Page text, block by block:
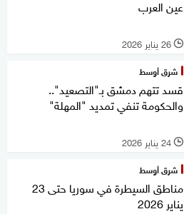
عين العرب
l 26 يناير 2026
شرق أوسط
قسد تتهم دمشق بـ"التصعيد"..
والحكومة تنفي تمديد "المهلة"
l 24 يناير 2026
شرق أوسط
مناطق السيطرة في سوريا حتى 23
يناير 2026